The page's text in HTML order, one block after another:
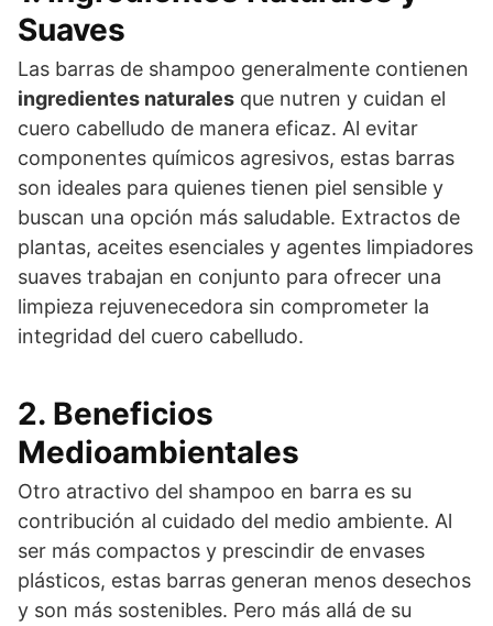
Suaves
Las barras de shampoo generalmente contienen
ingredientes naturales que nutren y cuidan el
cuero cabelludo de manera eficaz. Al evitar
componentes químicos agresivos, estas barras
son ideales para quienes tienen piel sensible y
buscan una opción más saludable. Extractos de
plantas, aceites esenciales y agentes limpiadores
suaves trabajan en conjunto para ofrecer una
limpieza rejuvenecedora sin comprometer la
integridad del cuero cabelludo.
2. Beneficios
Medioambientales
Otro atractivo del shampoo en barra es su
contribución al cuidado del medio ambiente. Al
ser más compactos y prescindir de envases
plásticos, estas barras generan menos desechos
y son más sostenibles. Pero más allá de su